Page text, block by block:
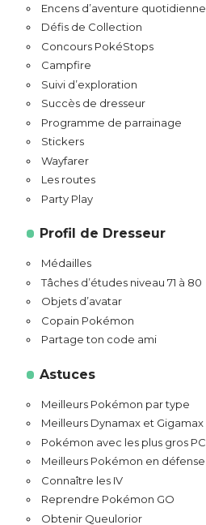
Encens d’aventure quotidienne
Défis de Collection
Concours PokéStops
Campfire
Suivi d’exploration
Succès de dresseur
Programme de parrainage
Stickers
Wayfarer
Les routes
Party Play
Profil de Dresseur
Médailles
Tâches d’études niveau 71 à 80
Objets d’avatar
Copain Pokémon
Partage ton code ami
Astuces
Meilleurs Pokémon par type
Meilleurs Dynamax et Gigamax
Pokémon avec les plus gros PC
Meilleurs Pokémon en défense
Connaître les IV
Reprendre Pokémon GO
Obtenir Queulorior